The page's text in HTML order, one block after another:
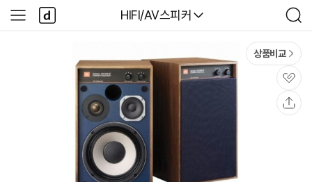
다나와
HIFI/AV스피커
검
색
사
이
다
나
와
상품비교
관
심